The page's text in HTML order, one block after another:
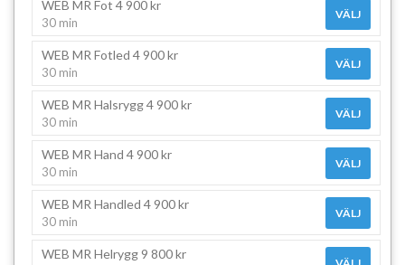
WEB MR Fot 4 900 kr
30 min
VÄLJ
WEB MR Fotled 4 900 kr
30 min
VÄLJ
WEB MR Halsrygg 4 900 kr
30 min
VÄLJ
WEB MR Hand 4 900 kr
30 min
VÄLJ
WEB MR Handled 4 900 kr
30 min
VÄLJ
WEB MR Helrygg 9 800 kr